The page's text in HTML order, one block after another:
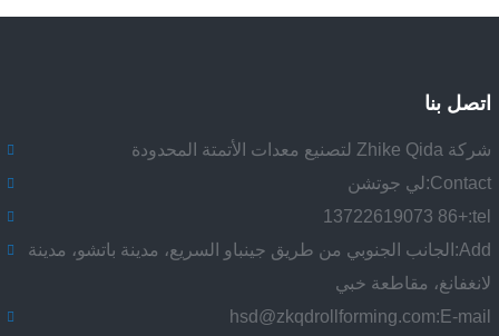
اتصل بنا
شركة Zhike Qida لتصنيع معدات الأتمتة المحدودة
Contact: لي جوتشن
tel:
+86 13722619073
Add:
الجانب الجنوبي من طريق جينباو السريع، مدينة باتشو، مدينة
لانغفانغ، مقاطعة خبي
E-mail:
hsd@zkqdrollforming.com